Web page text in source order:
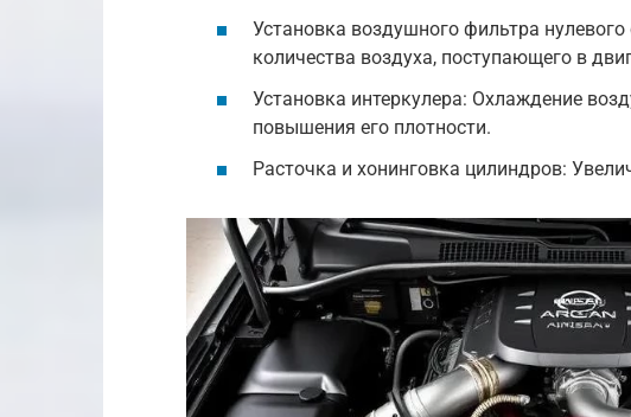
Установка воздушного фильтра
количества воздуха, поступающего в
Установка интеркулера: Охлаждение
повышения его плотности.
Расточка и хонинговка цилиндров: